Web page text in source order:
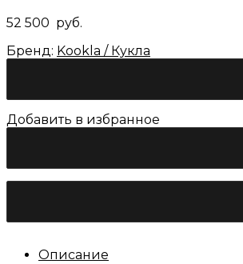
52 500 руб.
Бренд: Kookla / Кукла
Добавить в избранное
Свадебное
платье
Описание